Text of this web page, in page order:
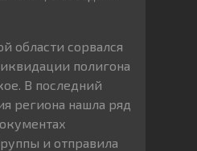
области сорвался
полигона
В последний
региона нашла ряд
и отправила